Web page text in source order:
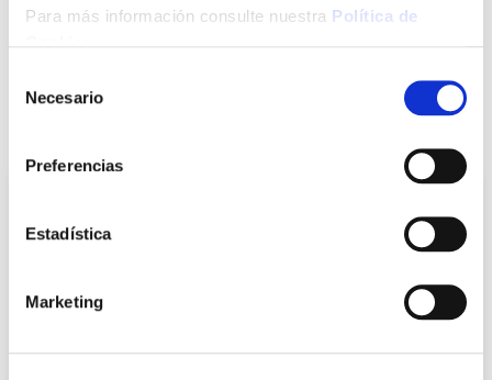
Para más información consulte nuestra Política de
Necesario
Preferencias
Estadística
Marketing
+ INFO